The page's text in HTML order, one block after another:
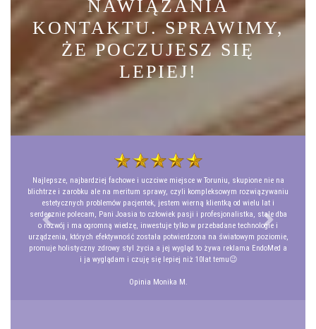
NAWIĄZANIA
KONTAKTU. SPRAWIMY,
ŻE POCZUJESZ SIĘ
LEPIEJ!
Najlepsze, najbardziej fachowe i uczciwe miejsce w Toruniu, skupione nie na
blichtrze i zarobku ale na meritum sprawy, czyli kompleksowym rozwiązywaniu
estetycznych problemów pacjentek, jestem wierną klientką od wielu lat i
serdecznie polecam, Pani Joasia to człowiek pasji i profesjonalistka, stale dba
o rozwój i ma ogromną wiedzę, inwestuje tylko w przebadane technologie i
urządzenia, których efektywność została potwierdzona na światowym poziomie,
promuje holistyczny zdrowy styl życia a jej wygląd to żywa reklama EndoMed a
i ja wyglądam i czuję się lepiej niż 10lat temu😉
Opinia Monika M.
Previous Next